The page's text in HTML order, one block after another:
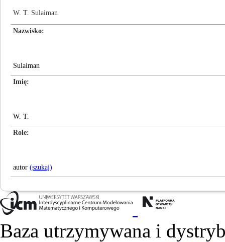
W. T. Sulaiman
Nazwisko
Sulaiman
Imię
W. T.
Role
autor (szukaj)
Baza utrzymywana i